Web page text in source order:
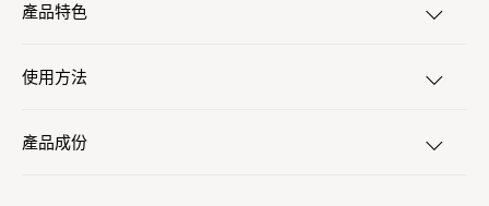
產品特色
使用方法
產品成份